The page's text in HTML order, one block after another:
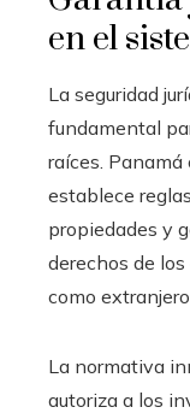
en el
La seguridad
fundamental
raíces.
establece
propiedades y
derechos de
como
La normativa
autoriza a los